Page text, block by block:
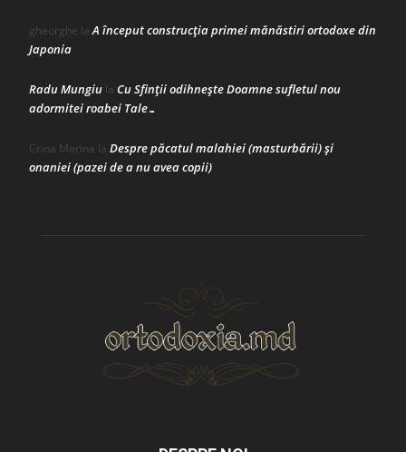
gheorghe laA început construcţia primei mănăstiri ortodoxe din
Japonia
Radu Mungiu la Cu Sfinții odihnește Doamne sufletul nou
adormitei roabei Tale…
Crina Marina la Despre păcatul malahiei (masturbării) şi
onaniei (pazei de a nu avea copii)